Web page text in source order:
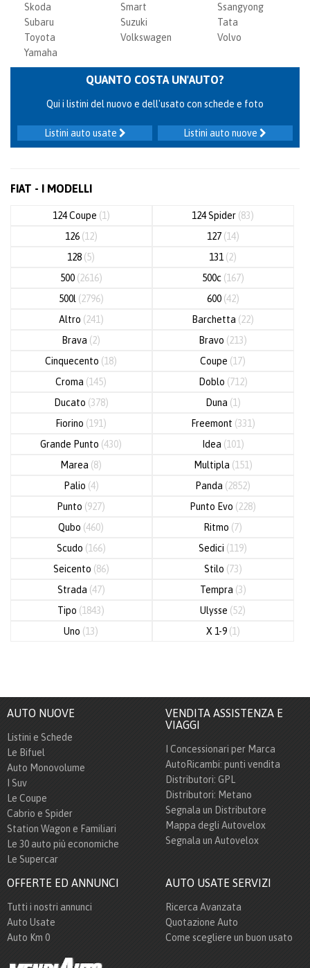
Skoda
Smart
Ssangyong
Subaru
Suzuki
Tata
Toyota
Volkswagen
Volvo
Yamaha
QUANTO COSTA UN'AUTO?
Qui i listini del nuovo e dell'usato con schede e foto
Listini auto nuove
Listini auto usate
FIAT - I MODELLI
124 Coupe (1) 124 Spider (83)
126 (12) 127 (14)
128 (5) 131 (2)
500 (2616) 500c (167)
500l (2796) 600 (42)
Altro (241) Barchetta (22)
Brava (2) Bravo (213)
Cinquecento (18) Coupe (17)
Croma (145) Doblo (712)
Ducato (378) Duna (1)
Fiorino (191) Freemont (331)
Grande Punto (430) Idea (101)
Marea (8) Multipla (151)
Palio (4) Panda (2852)
Punto (927) Punto Evo (228)
Qubo (460) Ritmo (7)
Scudo (166) Sedici (119)
Seicento (86) Stilo (73)
Strada (47) Tempra (3)
Tipo (1843) Ulysse (52)
Uno (13) X 1-9 (1)
AUTO NUOVE
Listini e Schede
Le Bifuel
Auto Monovolume
I Suv
Le Coupe
Cabrio e Spider
Station Wagon e Familiari
Le 30 auto più economiche
Le Supercar
VENDITA ASSISTENZA E
VIAGGI
I Concessionari per Marca
AutoRicambi: punti vendita
Distributori: GPL
Distributori: Metano
Segnala un Distributore
Mappa degli Autovelox
Segnala un Autovelox
OFFERTE ED ANNUNCI
Tutti i nostri annunci
Auto Usate
Auto Km 0
AUTO USATE SERVIZI
Ricerca Avanzata
Quotazione Auto
Come scegliere un buon usato